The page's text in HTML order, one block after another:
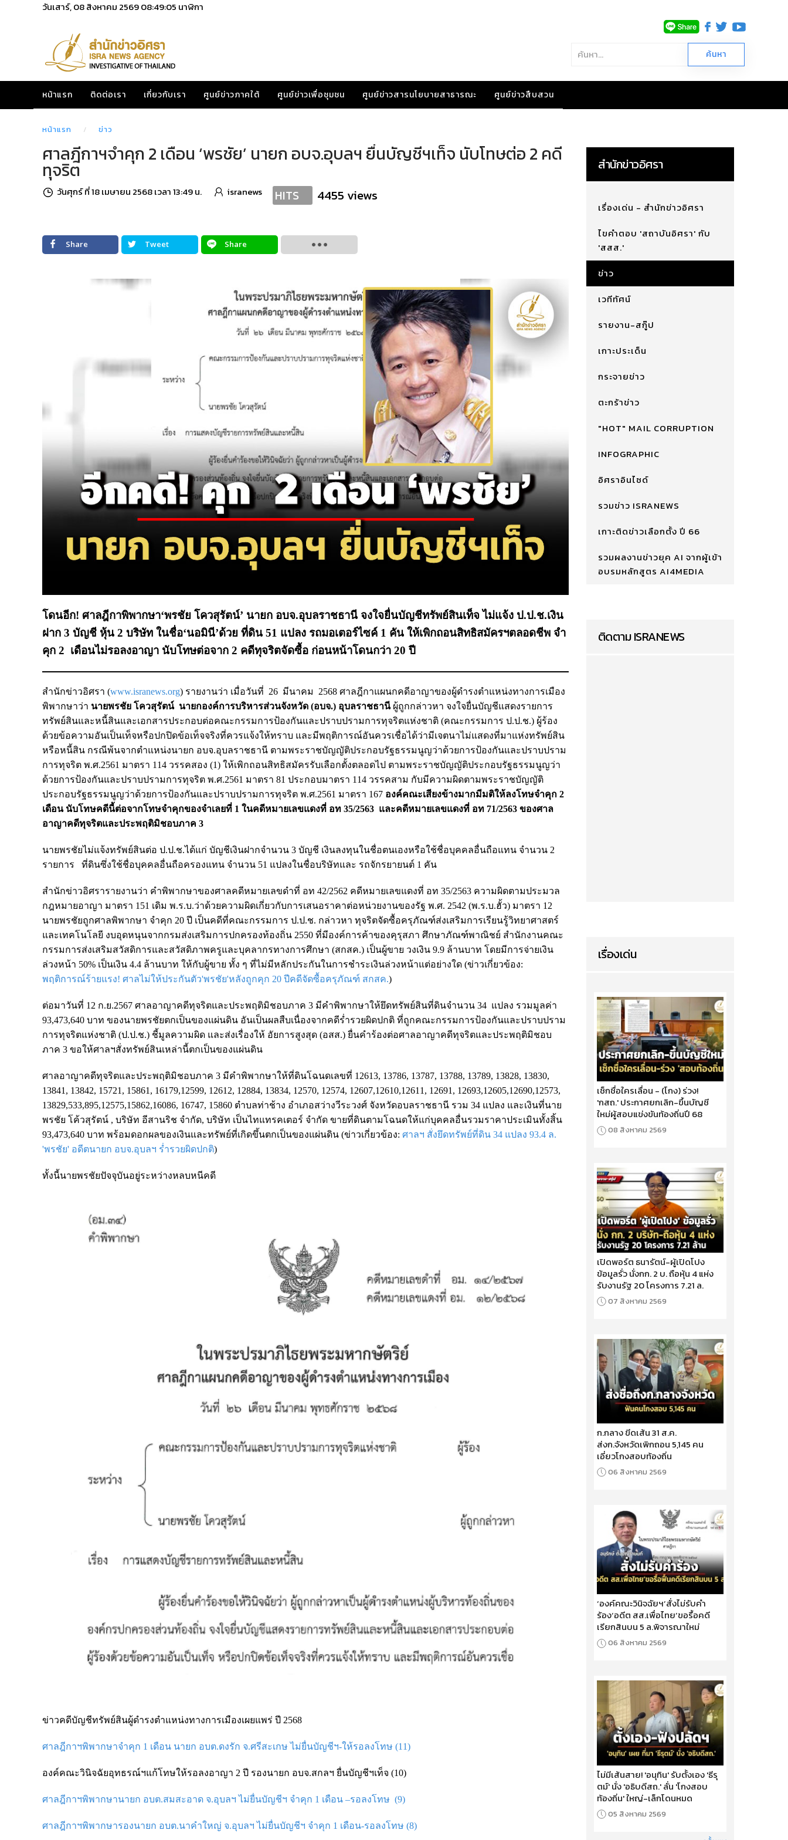
วันเสาร์, 08 สิงหาคม 256908:49:06 นาฬิกา
หน้าแรก ติดต่อเรา เกี่ยวกับเรา ศูนย์ข่าวภาคใต้ ศูนย์ข่าวเพื่อชุมชน ศูนย์ข่าวสารนโยบายสาธารณะ ศูนย์ข่าวสืบสวน
หน้าแรก ข่าว
ศาลฎีกาฯจำคุก 2 เดือน ‘พรชัย’ นายก อบจ.อุบลฯ ยื่นบัญชีฯเท็จ นับโทษต่อ 2 คดี
ทุจริต
วันศุกร์ ที่ 18 เมษายน 2568 เวลา 13:49 น. isranews HITS 4455 views
Share Tweet Share
โดนอีก! ศาลฎีกาพิพากษา‘พรชัย โควสุรัตน์’ นายก อบจ.อุบลราชธานี จงใจยื่นบัญชีทรัพย์สินเท็จ ไม่แจ้ง ป.ป.ช.เงิน
ฝาก 3 บัญชี หุ้น 2 บริษัท ในชื่อ‘นอมินี’ด้วย ที่ดิน 51 แปลง รถมอเตอร์ไซค์ 1 คัน ให้เพิกถอนสิทธิสมัครฯตลอดชีพ จำ
คุก 2 เดือนไม่รอลงอาญา นับโทษต่อจาก 2 คดีทุจริตจัดซื้อ ก่อนหน้าโดนกว่า 20 ปี
สำนักข่าวอิศรา (www.isranews.org) รายงานว่า เมื่อวันที่ 26 มีนาคม 2568 ศาลฎีกาแผนกคดีอาญาของผู้ดำรงตำแหน่งทางการเมือง
พิพากษาว่า นายพรชัย โควสุรัตน์ นายกองค์การบริหารส่วนจังหวัด (อบจ.) อุบลราชธานีผู้ถูกกล่าวหา จงใจยื่นบัญชีแสดงรายการ
ทรัพย์สินและหนี้สินและเอกสารประกอบต่อคณะกรรมการป้องกันและปราบปรามการทุจริตแห่งชาติ (คณะกรรมการ ป.ป.ช.) ผู้ร้อง
ด้วยข้อความอันเป็นเท็จหรือปกปิดข้อเท็จจริงที่ควรแจ้งให้ทราบ และมีพฤติการณ์อันควรเชื่อได้ว่ามีเจตนาไม่แสดงที่มาแห่งทรัพย์สิน
หรือหนี้สิน กรณีพ้นจากตำแหน่งนายก อบจ.อุบลราชธานี ตามพระราชบัญญัติประกอบรัฐธรรมนูญว่าด้วยการป้องกันและปราบปราม
การทุจริต พ.ศ.2561 มาตรา 114 วรรคสอง (1) ให้เพิกถอนสิทธิสมัครรับเลือกตั้งตลอดไป ตามพระราชบัญญัติประกอบรัฐธรรมนูญว่า
ด้วยการป้องกันและปราบปรามการทุจริต พ.ศ.2561 มาตรา 81 ประกอบมาตรา 114 วรรคสาม กับมีความผิดตามพระราชบัญญัติ
ประกอบรัฐธรรมนูญว่าด้วยการป้องกันและปราบปรามการทุจริต พ.ศ.2561 มาตรา 167 องค์คณะเสียงข้างมากมีมติให้ลงโทษจำคุก 2
เดือน นับโทษคดีนี้ต่อจากโทษจำคุกของจำเลยที่ 1 ในคดีหมายเลขแดงที่ อท 35/2563 และคดีหมายเลขแดงที่ อท 71/2563 ของศาล
อาญาคดีทุจริตและประพฤติมิชอบภาค 3
นายพรชัยไม่แจ้งทรัพย์สินต่อ ป.ป.ช.ได้แก่ บัญชีเงินฝากจำนวน 3 บัญชี เงินลงทุนในชื่อตนเองหรือใช้ชื่อบุคคลอื่นถือแทน จำนวน 2
รายการ ที่ดินซึ่งใช้ชื่อบุคคลอื่นถือครองแทน จำนวน 51 แปลงในชื่อบริษัทและ รถจักรยายนต์ 1 คัน
สำนักข่าวอิศรารายงานว่า คำพิพากษาของศาลคดีหมายเลขดำที่ อท 42/2562 คดีหมายเลขแดงที่ อท 35/2563 ความผิดตามประมวล
กฎหมายอาญา มาตรา 151 เดิม พ.ร.บ.ว่าด้วยความผิดเกี่ยวกับการเสนอราคาต่อหน่วยงานของรัฐ พ.ศ. 2542 (พ.ร.บ.ฮั้ว) มาตรา 12
นายพรชัยถูกศาลพิพากษา จำคุก 20 ปี เป็นคดีที่คณะกรรมการ ป.ป.ช. กล่าวหา ทุจริตจัดซื้อครุภัณฑ์ส่งเสริมการเรียนรู้วิทยาศาสตร์
และเทคโนโลยี งบอุดหนุนจากกรมส่งเสริมการปกครองท้องถิ่น 2550 ที่มีองค์การค้าของคุรุสภา ศึกษาภัณฑ์พาณิชย์ สำนักงานคณะ
กรรมการส่งเสริมสวัสดิการและสวัสดิภาพครูและบุคลากรทางการศึกษา (สกสค.) เป็นผู้ขาย วงเงิน 9.9 ล้านบาท โดยมีการจ่ายเงิน
ล่วงหน้า 50% เป็นเงิน 4.4 ล้านบาท ให้กับผู้ขาย ทั้ง ๆ ที่ไม่มีหลักประกันในการชำระเงินล่วงหน้าแต่อย่างใด (ข่าวเกี่ยวข้อง:
พฤติการณ์ร้ายแรง! ศาลไม่ให้ประกันตัว'พรชัย'หลังถูกคุก 20 ปีคดีจัดซื้อครุภัณฑ์ สกสค.)
ต่อมาวันที่ 12 ก.ย.2567 ศาลอาญาคดีทุจริตและประพฤติมิชอบภาค 3 มีคำพิพากษาให้ยึดทรัพย์สินที่ดินจำนวน 34 แปลง รวมมูลค่า
93,473,640 บาท ของนายพรชัยตกเป็นของแผ่นดิน อันเป็นผลสืบเนื่องจากคดีร่ำรวยผิดปกติ ที่ถูกคณะกรรมการป้องกันและปราบปราม
การทุจริตแห่งชาติ (ป.ป.ช.) ชี้มูลความผิด และส่งเรื่องให้ อัยการสูงสุด (อสส.) ยื่นคำร้องต่อศาลอาญาคดีทุจริตและประพฤติมิชอบ
ภาค 3 ขอให้ศาลฯสั่งทรัพย์สินเหล่านี้ตกเป็นของแผ่นดิน
ศาลอาญาคดีทุจริตและประพฤติมิชอบภาค 3 มีคำพิพากษาให้ที่ดินโฉนดเลขที่ 12613, 13786, 13787, 13788, 13789, 13828, 13830,
13841, 13842, 15721, 15861, 16179,12599, 12612, 12884, 13834, 12570, 12574, 12607,12610,12611, 12691, 12693,12605,12690,12573,
13829,533,895,12575,15862,16086, 16747, 15860 ตำบลท่าช้าง อำเภอสว่างวีระวงศ์ จังหวัดอบลราชธานี รวม 34 แปลง และเงินที่นาย
พรชัย โค้วสุรัตน์ , บริษัท อีสานริช จำกัด, บริษัท เป็นไทแทรคเตอร์ จำกัด ขายที่ดินตามโฉนดให้แก่บุคคลอื่นรวมราคาประเมินทั้งสิ้น
93,473,640 บาท พร้อมดอกผลของเงินและทรัพย์ที่เกิดขึ้นตกเป็นของแผ่นดิน (ข่าวเกี่ยวข้อง: ศาลฯ สั่งยึดทรัพย์ที่ดิน 34 แปลง 93.4 ล.
'พรชัย' อดีตนายก อบจ.อุบลฯ ร่ำรวยผิดปกติ)
ทั้งนี้นายพรชัยปัจจุบันอยู่ระหว่างหลบหนีคดี
ข่าวคดีบัญชีทรัพย์สินผู้ดำรงตำแหน่งทางการเมืองเผยแพร่ ปี 2568
ศาลฎีกาฯพิพากษาจำคุก 1 เดือน นายก อบต.ดงรัก จ.ศรีสะเกษ ไม่ยื่นบัญชีฯ-ให้รอลงโทษ (11)
องค์คณะวินิจฉัยอุทธรณ์ฯแก้โทษให้รอลงอาญา 2 ปี รองนายก อบจ.สกลฯ ยื่นบัญชีฯเท็จ (10)
ศาลฎีกาฯพิพากษานายก อบต.สมสะอาด จ.อุบลฯ ไม่ยื่นบัญชีฯ จำคุก 1 เดือน –รอลงโทษ (9)
ศาลฎีกาฯพิพากษารองนายก อบต.นาคำใหญ่ จ.อุบลฯ ไม่ยื่นบัญชีฯ จำคุก 1 เดือน-รอลงโทษ (8)
สำนักข่าวอิศรา
เรื่องเด่น - สำนักข่าวอิศรา
ไขคำตอบ 'สถาบันอิศรา' กับ
'สสส.'
ข่าว
เวทีทัศน์
รายงาน-สกู๊ป
เกาะประเด็น
กระจายข่าว
ตะกร้าข่าว
"HOT" MAIL CORRUPTION
INFOGRAPHIC
อิศราอินไซด์
รวมข่าว ISRANEWS
เกาะติดข่าวเลือกตั้ง ปี 66
รวมผลงานข่าวยุค AI จากผู้เข้า
อบรมหลักสูตร AI4MEDIA
ติดตาม ISRANEWS
เรื่องเด่น
เช็กชื่อใครเลื่อน - (โกง) ร่วง!
'กสถ.' ประกาศยกเลิก-ขึ้นบัญชี
ใหม่ผู้สอบแข่งขันท้องถิ่นปี 68
08 สิงหาคม 2569
เปิดพอร์ต ธนารัตน์-ผู้เปิดโปง
ข้อมูลรั่ว นั่งกก. 2 บ. ถือหุ้น 4 แห่ง
รับงานรัฐ 20 โครงการ 7.21 ล.
07 สิงหาคม 2569
ก.กลาง ขีดเส้น 31 ส.ค.
ส่งก.จังหวัดเพิกถอน 5,145 คน
เอี่ยวโกงสอบท้องถิ่น
06 สิงหาคม 2569
‘องค์คณะวินิจฉัยฯ’สั่งไม่รับคำ
ร้อง‘อดีต สส.เพื่อไทย’ขอรื้อคดี
เรียกสินบน 5 ล.พิจารณาใหม่
06 สิงหาคม 2569
ไม่มีเส้นสาย! 'อนุทิน' รับตั้งเอง 'ธีรุ
ตม์' นั่ง 'อธิบดีสถ.' ลั่น 'โกงสอบ
ท้องถิ่น' ใหญ่-เล็กโดนหมด
05 สิงหาคม 2569